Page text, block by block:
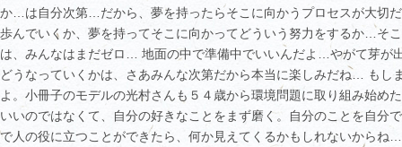
か…は自分次第…だから、夢を持ったらそこに向かうプロセスが大切
歩んでいくか、夢を持ってそこに向かってどういう努力をするか…そ
は、みんなはまだゼロ… 地面の中で準備中でいいんだよ…やがて芽
どうなっていくかは、さあみんな次第だから本当に楽しみだね… もし
よ。小冊子のモデルの光村さんも５４歳から環境問題に取り組み始め
いいのではなくて、自分の好きなことをまず磨く。自分のことを自分
で人の役に立つことができたら、何か見えてくるかもしれないからね